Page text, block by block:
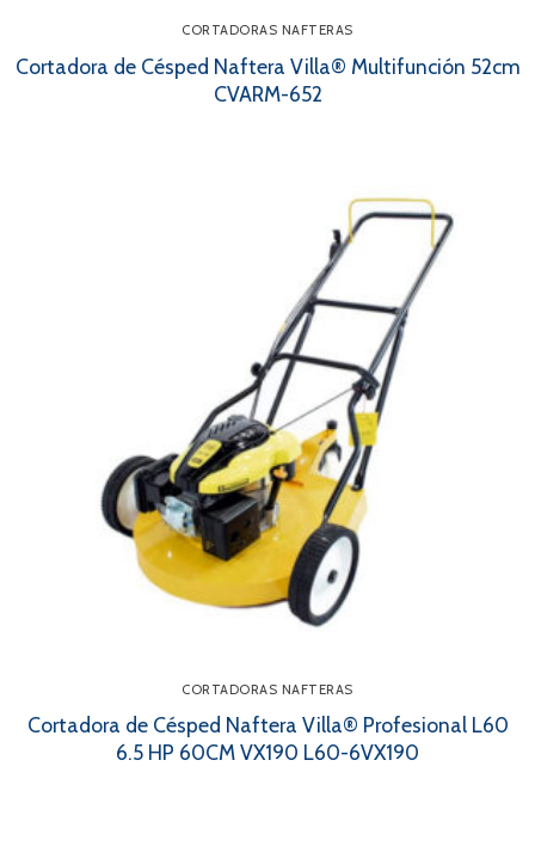
CORTADORAS NAFTERAS
Cortadora de Césped Naftera Villa® Multifunción 52cm
CVARM-652
CORTADORAS NAFTERAS
Cortadora de Césped Naftera Villa® Profesional L60
6.5 HP 60CM VX190 L60-6VX190